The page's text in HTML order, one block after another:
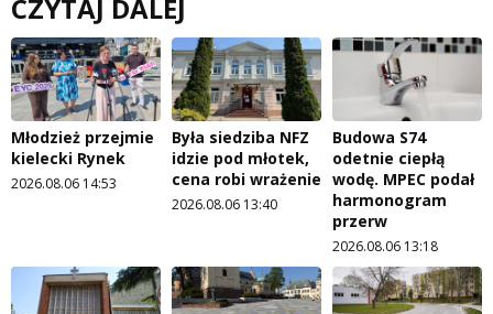
CZYTAJ DALEJ
Młodzież przejmie
kielecki Rynek
2026.08.06 14:53
Była siedziba NFZ
idzie pod młotek,
cena robi wrażenie
2026.08.06 13:40
Budowa S74
odetnie ciepłą
wodę. MPEC podał
harmonogram
przerw
2026.08.06 13:18